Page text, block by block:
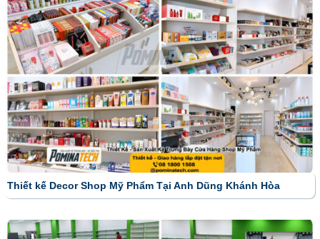
Thiết kế Decor Shop Mỹ Phẩm Tại Anh Dũng Khánh Hòa